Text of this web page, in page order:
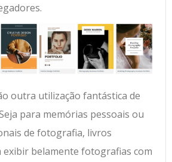
outra utilização fantástica de
para memórias pessoais ou
de fotografia, livros
belamente fotografias com